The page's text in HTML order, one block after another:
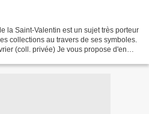
la Saint-Valentin est un sujet très porteur
collections au travers de ses symboles.
(coll. privée) Je vous propose d'en